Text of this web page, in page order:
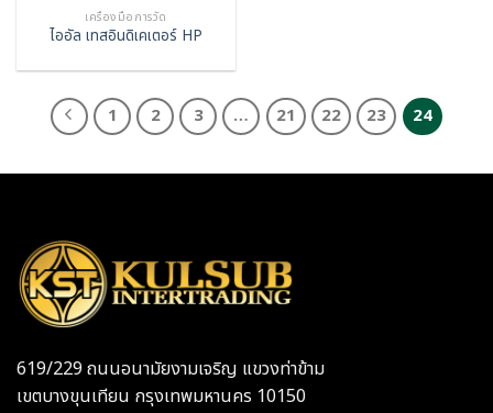
เครื่องมือการวัด
ไออัล เทสอินดิเคเตอร์ HP
1 2 3 … 21 22 23 24
619/229 ถนนอนามัยงามเจริญ แขวงท่าข้าม
เขตบางขุนเทียน กรุงเทพมหานคร 10150